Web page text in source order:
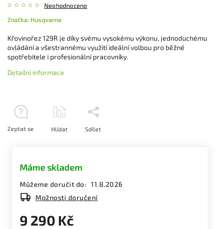
Neohodnoceno
Značka: Husqvarna
9 290 Kč
Máme skladem
Můžeme doručit do: 11.8.2026
Možnosti doručení
Křovinořez 129R je díky svému vysokému výkonu, jednoduchému
ovládání a všestrannému využití ideální volbou pro běžné
spotřebitele i profesionální pracovníky.
Detailní informace
Zeptat se Hlídat Sdílet